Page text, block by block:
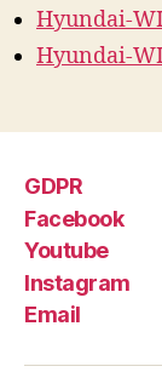
Hyundai-
Hyundai-
GDPR
Facebook
Youtube
Instagram
Email